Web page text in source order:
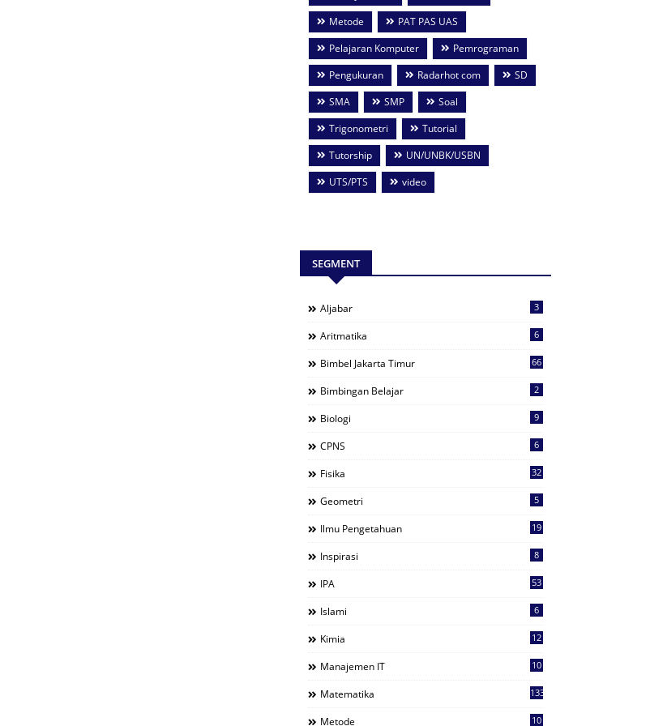
Metode
PAT PAS UAS
Pelajaran Komputer
Pemrograman
Pengukuran
Radarhot com
SD
SMA
SMP
Soal
Trigonometri
Tutorial
Tutorship
UN/UNBK/USBN
UTS/PTS
video
SEGMENT
Aljabar 3
Aritmatika 6
Bimbel Jakarta Timur 66
Bimbingan Belajar 2
Biologi 9
CPNS 6
Fisika 32
Geometri 5
Ilmu Pengetahuan 19
Inspirasi 8
IPA 53
Islami 6
Kimia 12
Manajemen IT 10
Matematika 133
Metode 10